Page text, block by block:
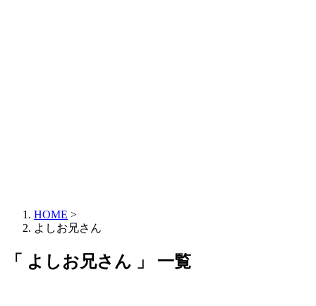
HOME >
よしお兄さん
「 よしお兄さん 」 一覧